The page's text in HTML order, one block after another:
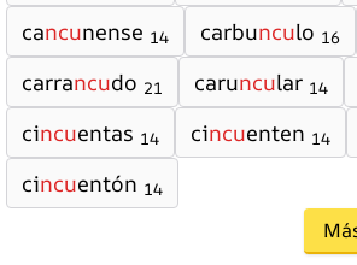
cancunense 14 carbunculo 16
carrancudo 21 caruncular 14
cincuentas 14 cincuenten 14
cincuentón 14